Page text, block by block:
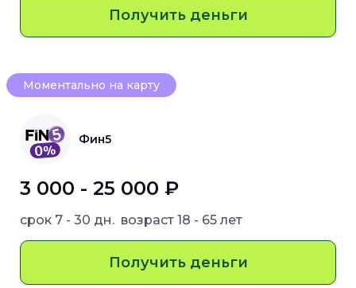
Получить деньги
Моментально на карту
Фин5
3 000 - 25 000 ₽
срок 7 - 30 дн. возраст 18 - 65 лет
Получить деньги